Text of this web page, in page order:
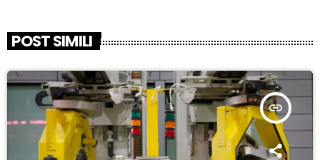
POST SIMILI
insert_link